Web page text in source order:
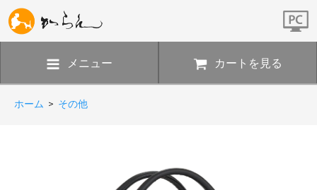
メニュー カートを見る
ホーム > その他